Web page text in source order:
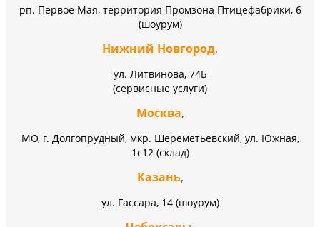
рп. Первое Мая, территория Промзона Птицефабрики, 6
(шоурум)
Нижний Новгород,
ул. Литвинова, 74Б
(сервисные услуги)
Москва,
МО, г. Долгопрудный, мкр. Шереметьевский, ул. Южная,
1с12 (склад)
Казань,
ул. Гассара, 14 (шоурум)